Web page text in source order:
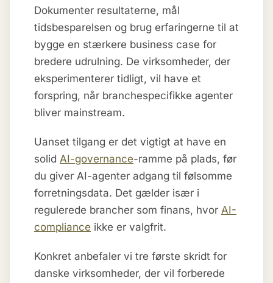
Dokumenter resultaterne, mål
tidsbesparelsen og brug erfaringerne til at
bygge en stærkere business case for
bredere udrulning. De virksomheder, der
eksperimenterer tidligt, vil have et
forspring, når branchespecifikke agenter
bliver mainstream.
Uanset tilgang er det vigtigt at have en
solid AI-governance-ramme på plads, før
du giver AI-agenter adgang til følsomme
forretningsdata. Det gælder især i
regulerede brancher som finans, hvor AI-
compliance ikke er valgfrit.
Konkret anbefaler vi tre første skridt for
danske virksomheder, der vil forberede